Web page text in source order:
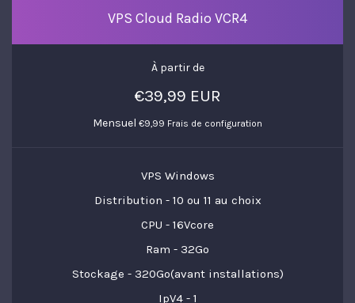
VPS Cloud Radio VCR4
À partir de
€39,99 EUR
Mensuel €9,99 Frais de configuration
VPS Windows
Distribution - 10 ou 11 au choix
CPU - 16Vcore
Ram - 32Go
Stockage - 320Go(avant installations)
IpV4 - 1